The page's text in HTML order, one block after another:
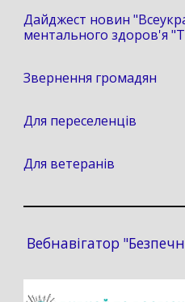
Дайджест новин
ментального здоров'я
Звернення громадян
Для переселенців
Для ветеранів
Вебнавігатор